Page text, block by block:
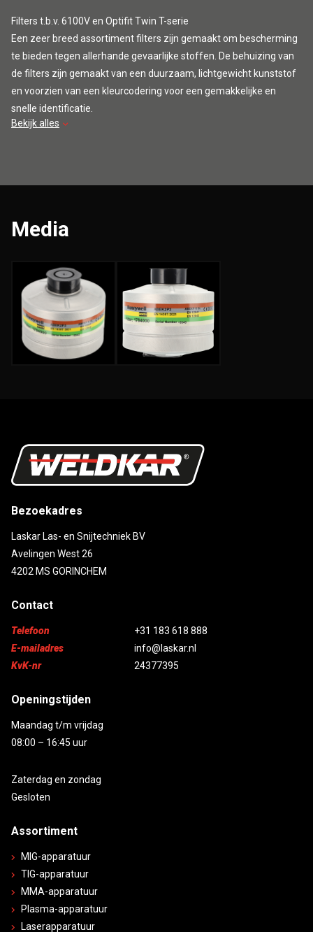
Filters t.b.v. 6100V en Optifit Twin T-serie
Een zeer breed assortiment filters zijn gemaakt om bescherming
te bieden tegen allerhande gevaarlijke stoffen. De behuizing van
de filters zijn gemaakt van een duurzaam, lichtgewicht kunststof
en voorzien van een kleurcodering voor een gemakkelijke en
snelle identificatie.
Bekijk alles
Media
Bezoekadres
Laskar Las- en Snijtechniek BV
Avelingen West 26
4202 MS GORINCHEM
Contact
Telefoon
+31 183 618 888
E-mailadres
info@laskar.nl
KvK-nr
24377395
Openingstijden
Maandag t/m vrijdag
08:00 – 16:45 uur
Zaterdag en zondag
Gesloten
Assortiment
MIG-apparatuur
TIG-apparatuur
MMA-apparatuur
Plasma-apparatuur
Laserapparatuur